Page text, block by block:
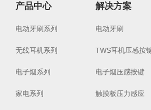
产品中心
电动牙刷系列
无线耳机系列
电子烟系列
家电系列
解决方案
电动牙刷
TWS耳机压感按
电子烟压感按键
触摸板压力感应